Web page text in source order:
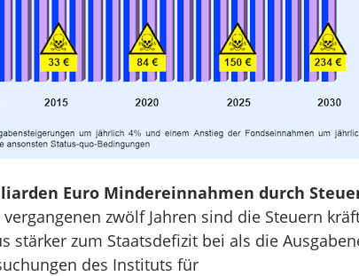
Euro Mindereinnahmen durch
zwölf Jahren sind die Steuern
stärker zum Staatsdefizit bei als die
des Instituts für